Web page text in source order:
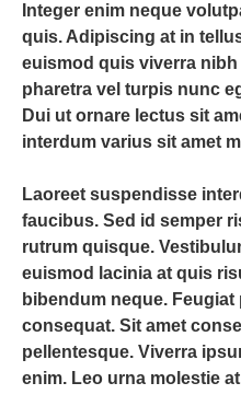
Integer enim neque
quis. Adipiscing at in
euismod quis viverra nibh
pharetra vel turpis nunc
Dui ut ornare lectus sit
interdum varius sit amet
Laoreet suspendisse
faucibus. Sed id semper
rutrum quisque.
euismod lacinia at quis
bibendum neque.
consequat. Sit amet
pellentesque. Viverra
enim. Leo urna molestie